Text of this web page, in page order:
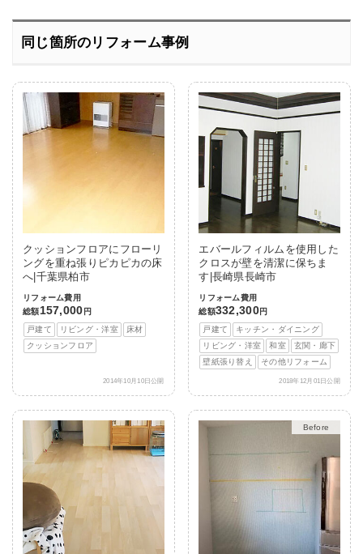
同じ箇所のリフォーム事例
クッションフロアにフローリ
ングを重ね張りピカピカの床
へ|千葉県柏市
リフォーム費用
総額157,000 円
戸建て
リビング・洋室
床材
クッションフロア
2014年10月10日公開
エバールフィルムを使用した
クロスが壁を清潔に保ちま
す|長崎県長崎市
リフォーム費用
総額332,300円
戸建て
キッチン・ダイニング
リビング・洋室
和室
玄関・廊下
壁紙張り替え
その他リフォーム
2018年12月01日公開
After